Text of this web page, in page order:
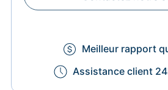
Meilleur rapport
Assistance client